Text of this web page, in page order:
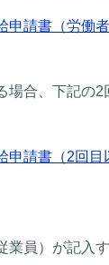
請書（労働者
場合、下記の
申請書（2回目
業員）が記入す